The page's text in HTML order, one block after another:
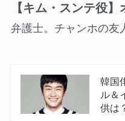
【キム・スンテ役
弁護士。チャンホの友
韓国
ル＆
供は